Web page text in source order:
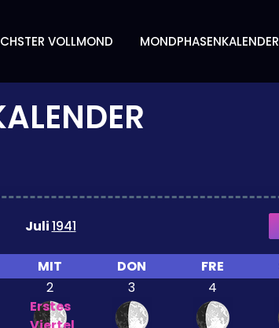
VOLLMOND MONDPHASENKALENDER
Juli1941
MIT DON FRE
2
Erstes
3 4